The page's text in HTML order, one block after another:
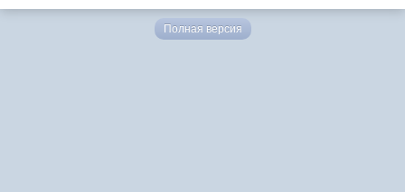
Полная версия